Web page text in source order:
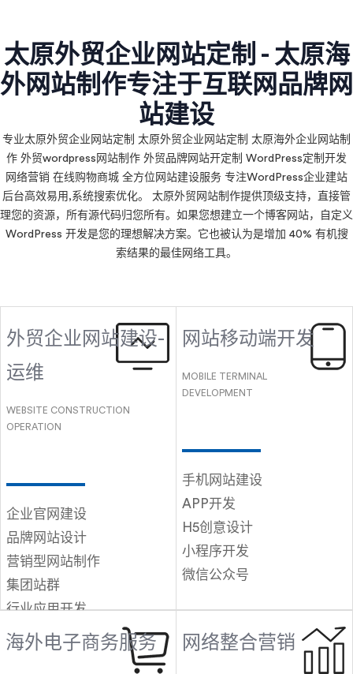
太原外贸企业网站定制 - 太原海
外网站制作专注于互联网品牌网
站建设
专业太原外贸企业网站定制 太原外贸企业网站定制 太原海外企业网站制
作 外贸wordpress网站制作 外贸品牌网站开定制 WordPress定制开发
网络营销 在线购物商城 全方位网站建设服务 专注WordPress企业建站
后台高效易用,系统搜索优化。 太原外贸网站制作提供顶级支持，直接管
理您的资源，所有源代码归您所有。如果您想建立一个博客网站，自定义
WordPress 开发是您的理想解决方案。它也被认为是增加 40% 有机搜
索结果的最佳网络工具。
外贸企业网站建设-
运维
WEBSITE CONSTRUCTION
OPERATION
企业官网建设
品牌网站设计
营销型网站制作
集团站群
行业应用开发
响应式网站
网站移动端开发
MOBILE TERMINAL
DEVELOPMENT
手机网站建设
APP开发
H5创意设计
小程序开发
微信公众号
海外电子商务服务 网络整合营销